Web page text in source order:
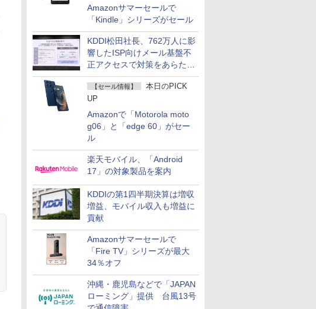
Amazonサマーセールで
「Kindle」シリーズがセール
KDDI松田社長、762万人に影
響したISP向けメール基盤不
正アクセスで対策をあらため
て説明
【セール情報】
本日のPICK
UP
Amazonで「Motorola moto
g06」と「edge 60」がセー
ル
楽天モバイル、「Android
17」の対象製品を案内
KDDIの第1四半期決算は増収
増益、モバイル収入も増益に
貢献
Amazonサマーセールで
「Fire TV」シリーズが最大
34％オフ
沖縄・鹿児島などで「JAPAN
ローミング」提供 台風13号